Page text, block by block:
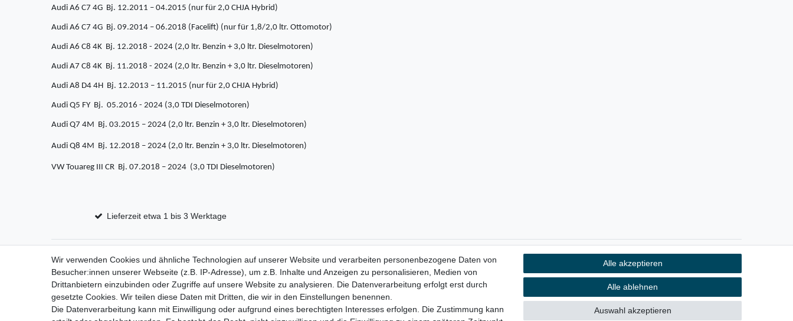
Audi A6 C7 4G Bj. 12.2011 – 04.2015 (nur für 2,0 CHJA Hybrid)
Audi A6 C7 4G Bj. 09.2014 – 06.2018 (Facelift) (nur für 1,8/2,0 ltr. Ottomotor)
Audi A6 C8 4K Bj. 12.2018 - 2024 (2,0 ltr. Benzin + 3,0 ltr. Dieselmotoren)
Audi A7 C8 4K Bj. 11.2018 - 2024 (2,0 ltr. Benzin + 3,0 ltr. Dieselmotoren)
Audi A8 D4 4H Bj. 12.2013 – 11.2015 (nur für 2,0 CHJA Hybrid)
Audi Q5 FY Bj. 05.2016 - 2024 (3,0 TDI Dieselmotoren)
Audi Q7 4M Bj. 03.2015 – 2024 (2,0 ltr. Benzin + 3,0 ltr. Dieselmotoren)
Audi Q8 4M Bj. 12.2018 – 2024 (2,0 ltr. Benzin + 3,0 ltr. Dieselmotoren)
VW Touareg III CR Bj. 07.2018 – 2024 (3,0 TDI Dieselmotoren)
Lieferzeit etwa 1 bis 3 Werktage
Wir verwenden Cookies und ähnliche Technologien auf unserer Website und verarbeiten personenbezogene Daten von
Besucher:innen unserer Webseite (z.B. IP-Adresse), um z.B. Inhalte und Anzeigen zu personalisieren, Medien von
Drittanbietern einzubinden oder Zugriffe auf unsere Website zu analysieren. Die Datenverarbeitung erfolgt erst durch
gesetzte Cookies. Wir teilen diese Daten mit Dritten, die wir in den Einstellungen benennen.
Die Datenverarbeitung kann mit Einwilligung oder aufgrund eines berechtigten Interesses erfolgen. Die Zustimmung kann
Alle akzeptieren
Alle ablehnen
Auswahl akzeptieren
Impressum Widerrufs­recht
© Copyright 2026 | Alle Rechte vorbehalten.